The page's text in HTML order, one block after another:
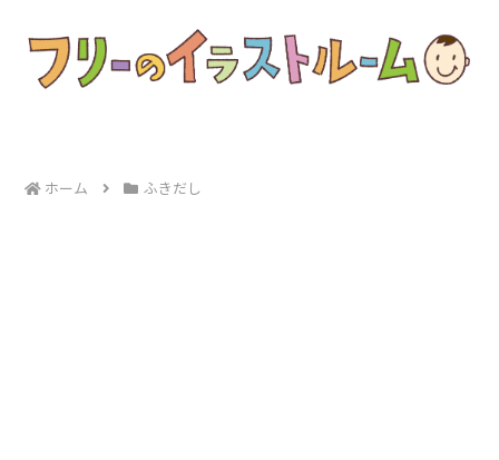
ホーム ふきだし